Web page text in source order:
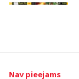
Nav pieejams